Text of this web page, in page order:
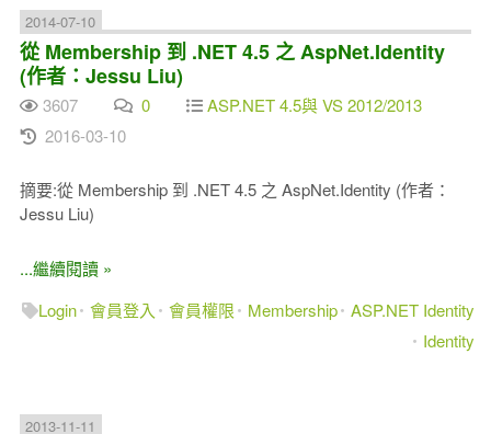
2014-07-10
從 Membership 到 .NET 4.5 之 AspNet.Identity
(作者：Jessu Liu)
3607 0
ASP.NET 4.5與 VS 2012/2013
2016-03-10
摘要:從 Membership 到 .NET 4.5 之 AspNet.Identity (作者：
Jessu Liu)
...繼續閱讀 »
Login 會員登入 會員權限 Membership ASP.NET Identity
Identity
2013-11-11